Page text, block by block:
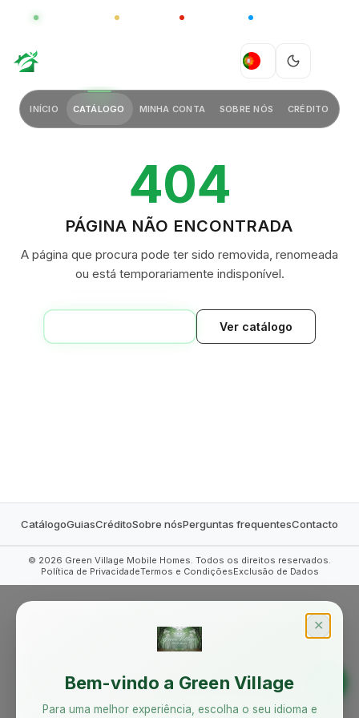
CHINA
PT
INÍCIO CATÁLOGO MINHA CONTA SOBRE NÓS CRÉDITO
404
PÁGINA NÃO ENCONTRADA
A página que procura pode ter sido removida, renomeada
ou está temporariamente indisponível.
Ver catálogo
CatálogoGuiasCréditoSobre nósPerguntas frequentesContacto
© 2026 Green Village Mobile Homes. Todos os direitos reservados.
Política de PrivacidadeTermos e CondiçõesExclusão de Dados
✕
Bem-vindo a Green Village
Para uma melhor experiência, escolha o seu idioma e